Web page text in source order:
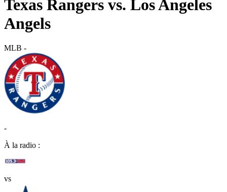
Texas Rangers vs. Los Angeles
Angels
MLB -
-
À la radio :
vs